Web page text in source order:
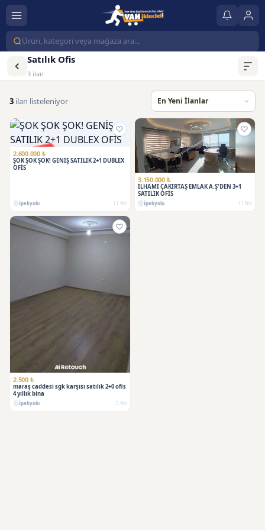
Satılık Ofis
3 ilan
3 ilan listeleniyor
SATILDI
2.600.000 ₺
ŞOK ŞOK ŞOK! GENİŞ SATILIK 2+1 DUBLEX
OFİS
İpekyolu 11 Nis
3.150.000 ₺
İLHAMİ ÇAKIRTAŞ EMLAK A.Ş'DEN 3+1
SATILIK OFİS
İpekyolu 11 Nis
2.500 ₺
maraş caddesi sgk karşısı satılık 2+0 ofis
4 yıllık bina
İpekyolu 5 Nis